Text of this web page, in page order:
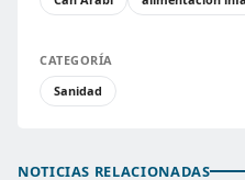
CATEGORÍA
Sanidad
NOTICIAS RELACIONADAS